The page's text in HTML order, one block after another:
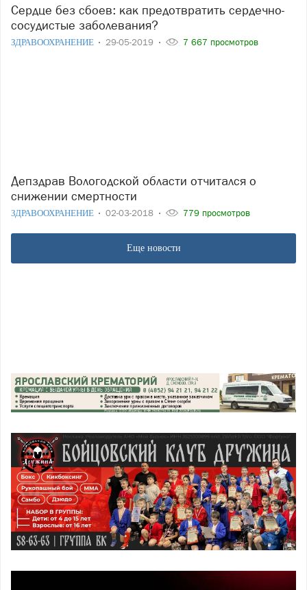
Сердце без сбоев: как предотвратить сердечно-
сосудистые заболевания?
ЗДРАВООХРАНЕНИЕ 29-05-2019 7 667 просмотров
Депздрав Вологодской области отчитался о
снижении смертности
ЗДРАВООХРАНЕНИЕ 02-03-2018 779 просмотров
Еще новости